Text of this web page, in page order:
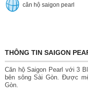
căn hộ saigon pearl
THÔNG TIN SAIGON
Căn hộ Saigon Pearl với 3
bên sông Sài Gòn. Được
Gòn.